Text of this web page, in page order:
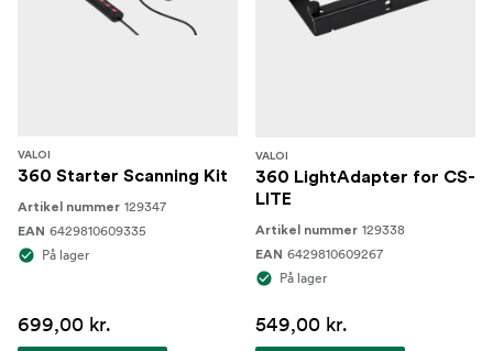
VALOI
360 Starter Scanning Kit
Artikel nummer 129347
EAN 6429810609335
På lager
699,00 kr.
VALOI
360 LightAdapter for CS-
LITE
Artikel nummer 129338
EAN 6429810609267
På lager
549,00 kr.